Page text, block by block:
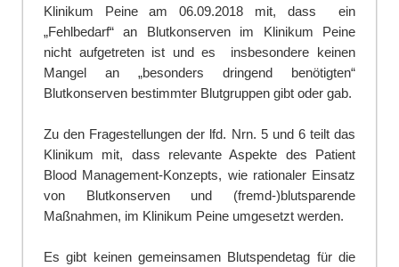
Klinikum Peine am 06.09.2018 mit, dass ein
„Fehlbedarf“ an Blutkonserven im Klinikum Peine
nicht aufgetreten ist und es insbesondere keinen
Mangel an „besonders dringend benötigten“
Blutkonserven bestimmter Blutgruppen gibt oder gab.
Zu den Fragestellungen der lfd. Nrn. 5 und 6 teilt das
Klinikum mit, dass relevante Aspekte des Patient
Blood Management-Konzepts, wie rationaler Einsatz
von Blutkonserven und (fremd-)blutsparende
Maßnahmen, im Klinikum Peine umgesetzt werden.
Es gibt keinen gemeinsamen Blutspendetag für die